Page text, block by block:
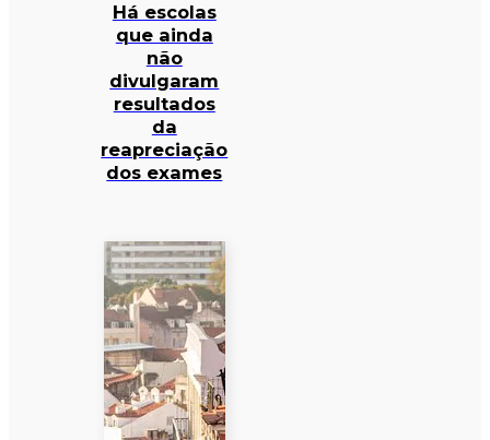
Há escolas
que ainda
não
divulgaram
resultados
da
reapreciação
dos exames